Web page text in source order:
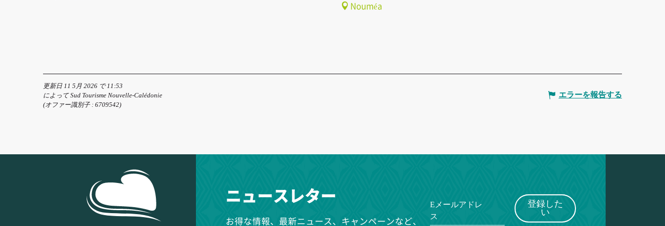
Nouméa
更新日 11 5月 2026 で 11:53
によって Sud Tourisme Nouvelle-Calédonie
(オファー識別子 : 6709542)
エラーを報告する
ニュースレター
お得な情報、最新ニュース、キャンペーンなど、
Eメールアドレ
ス
登録した
い